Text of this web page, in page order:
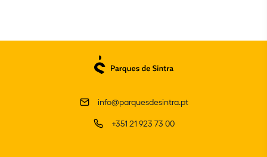
info@parquesdesintra.pt
+351 21 923 73 00